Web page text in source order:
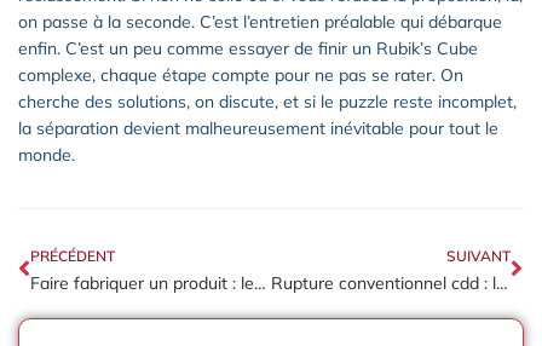
on passe à la seconde. C’est l’entretien préalable qui débarque
enfin. C’est un peu comme essayer de finir un Rubik’s Cube
complexe, chaque étape compte pour ne pas se rater. On
cherche des solutions, on discute, et si le puzzle reste incomplet,
la séparation devient malheureusement inévitable pour tout le
monde.
PRÉCÉDENT
Faire fabriquer un produit : les 6 étapes pour réussir la production
SUIVANT
Rupture conventionnel cdd : la procédure est-elle possible pour votre contrat ?